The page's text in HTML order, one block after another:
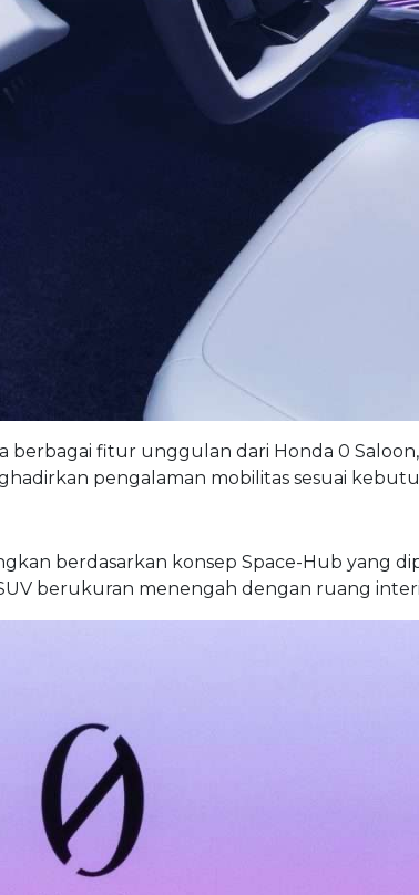
berbagai fitur unggulan dari Honda 0
pengalaman mobilitas sesuai
berdasarkan konsep Space-Hub yang
berukuran menengah dengan ruang